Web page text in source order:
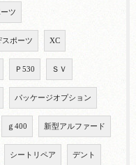
ツ
スポーツ XC
Ｐ530 ＳＶ
パッケージオプション
ｇ400 新型アルファード
シートリペア デント